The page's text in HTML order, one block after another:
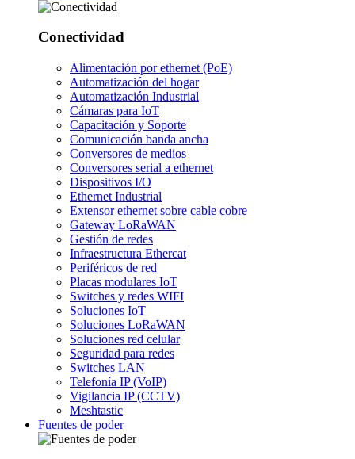
Conectividad
Alimentación por ethernet (PoE)
Automatización del hogar
Automatización Industrial
Cámaras para IoT
Capacitación y Soporte
Comunicación banda ancha
Conversores de medios
Conversores serial a ethernet
Dispositivos I/O
Ethernet Industrial
Extensor ethernet sobre cable cobre
Gateway LoRaWAN
Gestión de redes
Infraestructura Ethercat
Periféricos de red
Placas modulares IoT
Switches y redes WIFI
Soluciones IoT
Soluciones LoRaWAN
Soluciones red celular
Seguridad para redes
Switches LAN
Telefonía IP (VoIP)
Vigilancia IP (CCTV)
Meshtastic
Fuentes de poder